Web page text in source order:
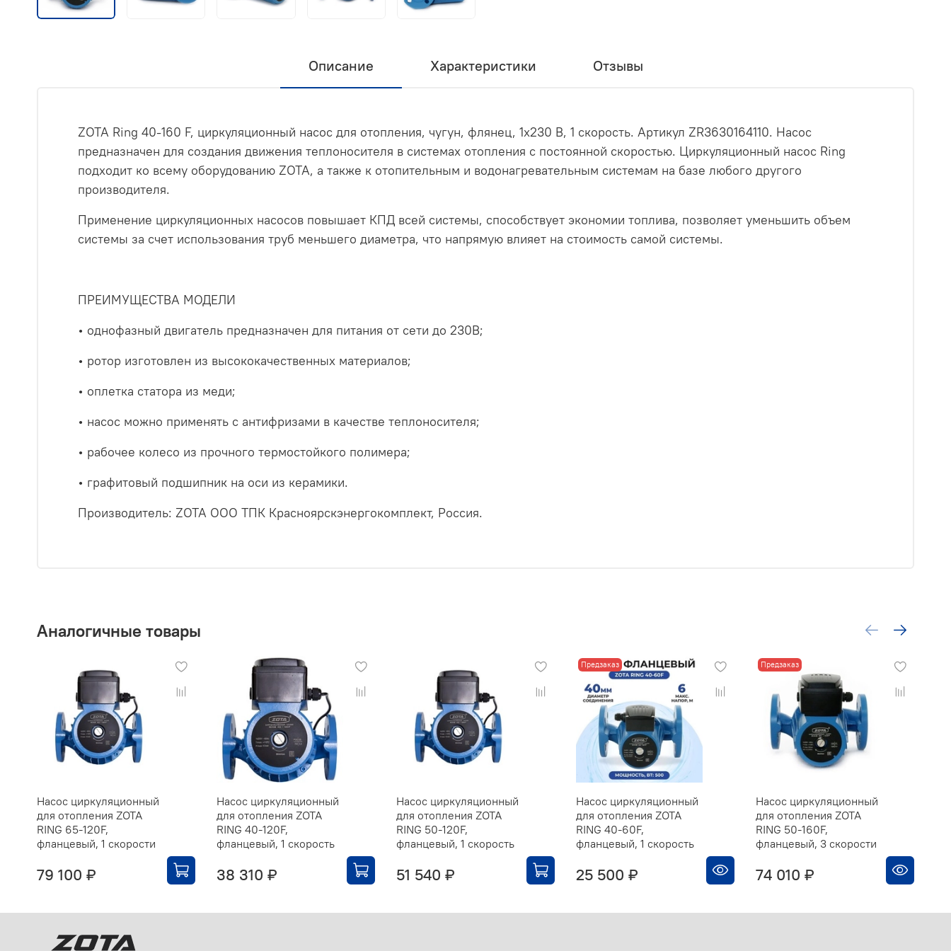
Описание Характеристики Отзывы
ZOTA Ring 40-160 F, циркуляционный насос для отопления, чугун, флянец, 1х230 В, 1 скорость. Артикул ZR3630164110. Насос
предназначен для создания движения теплоносителя в системах отопления с постоянной скоростью. Циркуляционный насос Ring
подходит ко всему оборудованию ZOTA, а также к отопительным и водонагревательным системам на базе любого другого
производителя.
Применение циркуляционных насосов повышает КПД всей системы, способствует экономии топлива, позволяет уменьшить объем
системы за счет использования труб меньшего диаметра, что напрямую влияет на стоимость самой системы.
ПРЕИМУЩЕСТВА МОДЕЛИ
• однофазный двигатель предназначен для питания от сети до 230В;
• ротор изготовлен из высококачественных материалов;
• оплетка статора из меди;
• насос можно применять с антифризами в качестве теплоносителя;
• рабочее колесо из прочного термостойкого полимера;
• графитовый подшипник на оси из керамики.
Производитель: ZOTA ООО ТПК Красноярскэнергокомплект, Россия.
Аналогичные товары
Насос циркуляционный
для отопления ZOTA
RING 65-120F,
фланцевый, 1 скорости
79 100 ₽
Насос циркуляционный
для отопления ZOTA
RING 40-120F,
фланцевый, 1 скорость
38 310 ₽
Насос циркуляционный
для отопления ZOTA
RING 50-120F,
фланцевый, 1 скорость
51 540 ₽
Предзаказ
Насос циркуляционный
для отопления ZOTA
RING 40-60F,
фланцевый, 1 скорость
25 500 ₽
Предзаказ
Насос циркуляционный
для отопления ZOTA
RING 50-160F,
фланцевый, 3 скорости
74 010 ₽